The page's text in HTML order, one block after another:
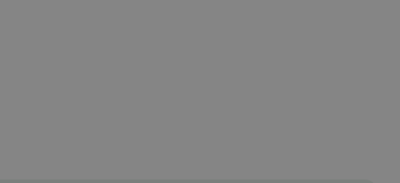
com o preenchimento de informações sobre a Situação do